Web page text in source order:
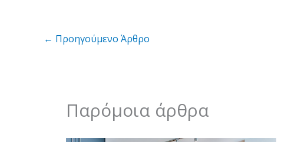
← Προηγούμενο Άρθρο
Παρόμοια άρθρα